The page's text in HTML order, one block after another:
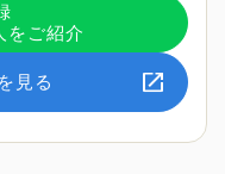
をご紹介
見る